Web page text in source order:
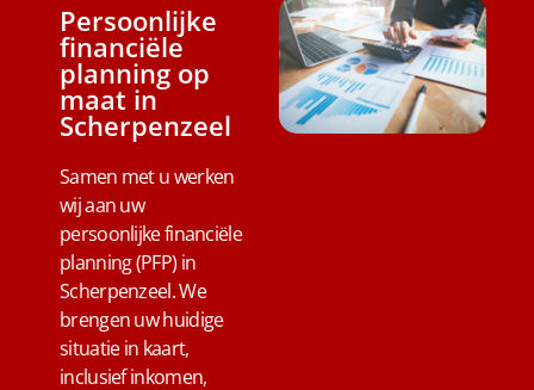
Persoonlijke
financiële
planning op
maat in
Scherpenzeel
Samen met u werken
wij aan uw
persoonlijke financiële
planning (PFP) in
Scherpenzeel. We
brengen uw huidige
situatie in kaart,
inclusief inkomen,